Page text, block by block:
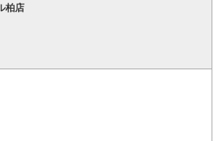
柏店